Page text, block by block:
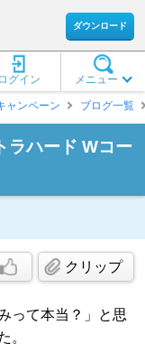
ダウンロード
メニュー
ログイン
ャンペーン ブログ一覧
ハード Wコー
クリップ
って本当？」と思
。